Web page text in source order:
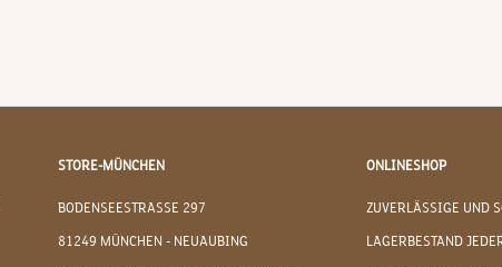
STORE-MÜNCHEN
BODENSEESTRASSE 297
81249 MÜNCHEN - NEUAUBING
ONLINESHOP
ZUVERLÄSSIGE UND
LAGERBESTAND